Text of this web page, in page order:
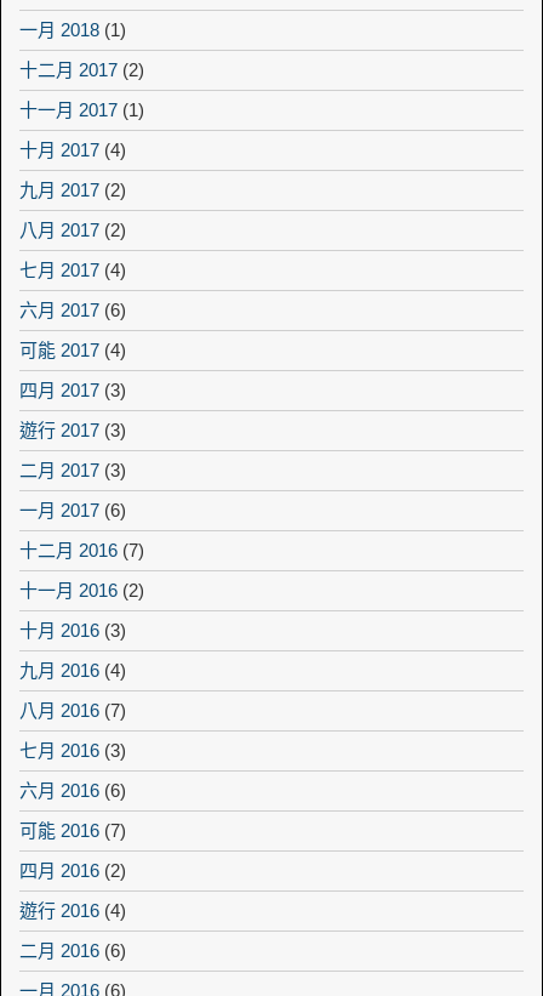
一月 2018 (1)
十二月 2017 (2)
十一月 2017 (1)
十月 2017 (4)
九月 2017 (2)
八月 2017 (2)
七月 2017 (4)
六月 2017 (6)
可能 2017 (4)
四月 2017 (3)
遊行 2017 (3)
二月 2017 (3)
一月 2017 (6)
十二月 2016 (7)
十一月 2016 (2)
十月 2016 (3)
九月 2016 (4)
八月 2016 (7)
七月 2016 (3)
六月 2016 (6)
可能 2016 (7)
四月 2016 (2)
遊行 2016 (4)
二月 2016 (6)
一月 2016 (6)